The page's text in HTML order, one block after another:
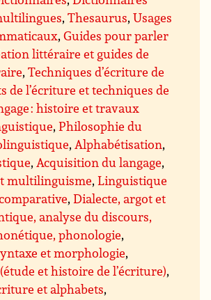
,Thesaurus,Usages
,Guides pour parler
littéraire et guides de
,Techniques d’écriture de
de l’écriture et techniques de
: histoire et travaux
,Philosophie du
,Alphabétisation,
,Acquisition du langage,
multilinguisme,Linguistique
,Dialecte, argot et
analyse du discours,
phonologie,
et morphologie,
et histoire de l’écriture),
et alphabets,